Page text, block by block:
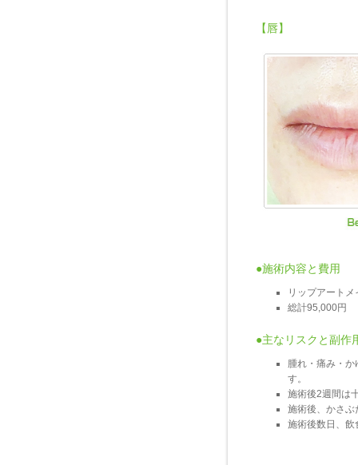
【唇】
●施術内容と費用
リップアート
総計95,000円
●主なリスクと副作
腫れ・痛み・
す。
施術後2週間は
施術後、かさぶ
施術後数日、飲